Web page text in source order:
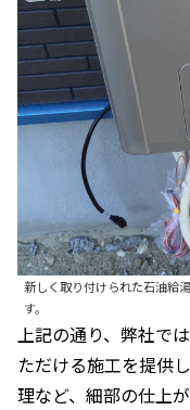
新しく取り付けられた石油給
す。
上記の通り、弊社で
ただける施工を提供
理など、細部の仕上